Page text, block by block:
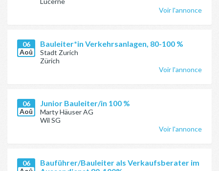
Voir l'annonce
06
Aoû
Bauleiter*in Verkehrsanlagen, 80-100 %
Stadt Zurich
Zürich
Voir l'annonce
06
Aoû
Junior Bauleiter/in 100 %
Marty Häuser AG
Wil SG
Voir l'annonce
06
Bauführer/Bauleiter als Verkaufsberater im